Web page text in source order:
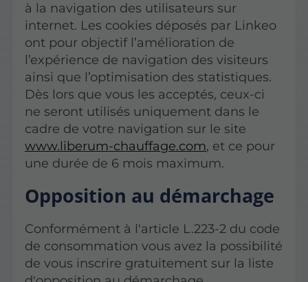
à la navigation des utilisateurs sur
internet. Les cookies déposés par Linkeo
ont pour objectif l’amélioration de
l’expérience de navigation des visiteurs
ainsi que l’optimisation des statistiques.
Dès lors que vous les acceptés, ceux-ci
ne seront utilisés uniquement dans le
cadre de votre navigation sur le site
www.liberum-chauffage.com, et ce pour
une durée de 6 mois maximum.
Opposition au démarchage
Conformément à l'article L.223-2 du code
de consommation vous avez la possibilité
de vous inscrire gratuitement sur la liste